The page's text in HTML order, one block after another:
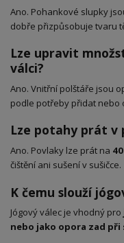
Ano. Pohankové slupky
dobře přizpůsobuje tvaru
Lze upravit
válci?
Ano. Vnitřní polštáře jsou
podle potřeby přidat nebo
Lze potahy prát v
Ano. Povlaky lze prát na
čištění ani sušení v sušičce.
K čemu slouží
Jógový válec je vhodný pro
nebo jako opora zad při